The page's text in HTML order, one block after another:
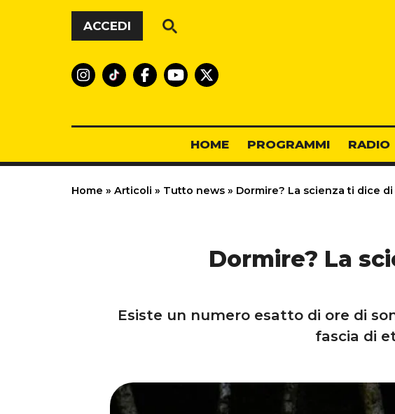
Vai al contenuto
ACCEDI
HOME PROGRAMMI RADIO
Home » Articoli » Tutto news » Dormire? La scienza ti dice
Dormire? La
Esiste un numero esatto di ore di
fascia di